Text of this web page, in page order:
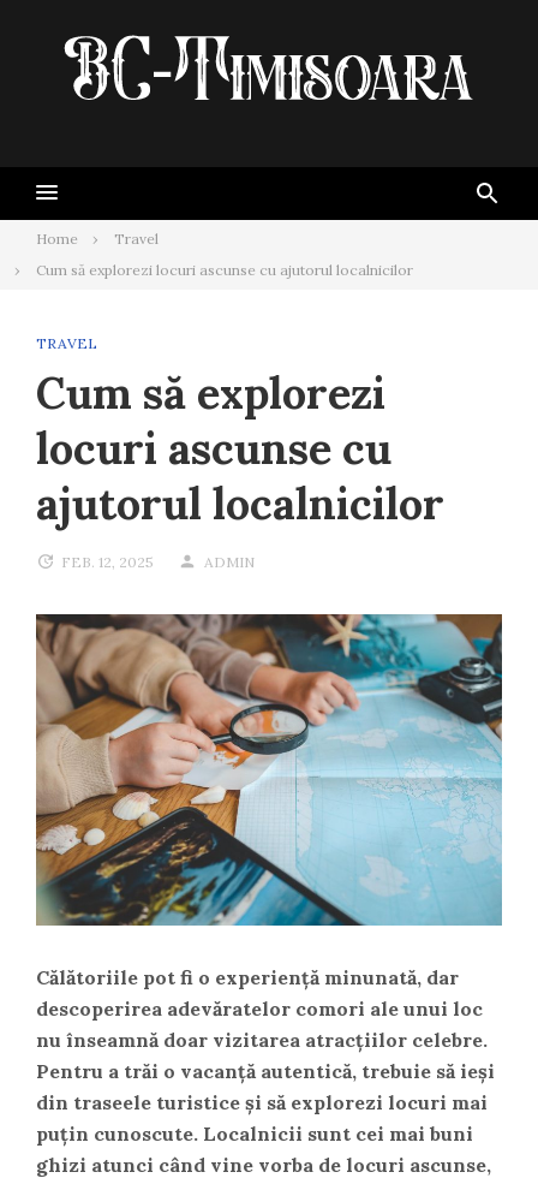
Home
Travel
Cum să explorezi locuri ascunse cu ajutorul localnicilor
TRAVEL
Cum să explorezi
locuri ascunse cu
ajutorul localnicilor
FEB. 12, 2025 ADMIN
Călătoriile pot fi o experiență minunată, dar
descoperirea adevăratelor comori ale unui loc
nu înseamnă doar vizitarea atracțiilor celebre.
Pentru a trăi o vacanță autentică, trebuie să ieși
din traseele turistice și să explorezi locuri mai
puțin cunoscute. Localnicii sunt cei mai buni
ghizi atunci când vine vorba de locuri ascunse,